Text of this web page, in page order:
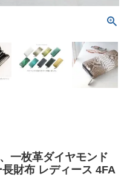
一枚革ダイヤモンド
財布 レディース 4FA